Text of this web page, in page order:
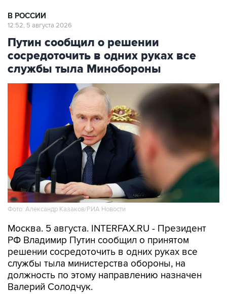
В РОССИИ
12:52, 5 августа 2026
Путин сообщил о решении
сосредоточить в одних руках все
службы тыла Минобороны
Фото: Александр Казаков/РИА Новости
Москва. 5 августа. INTERFAX.RU - Президент
РФ Владимир Путин сообщил о принятом
решении сосредоточить в одних руках все
службы тыла министерства обороны, на
должность по этому направлению назначен
Валерий Солодчук.